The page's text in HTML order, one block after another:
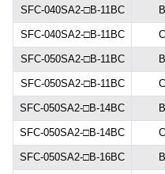
SFC-040SA2-□B-11BC B
SFC-040SA2-□B-11BC C
SFC-050SA2-□B-11BC B
SFC-050SA2-□B-11BC C
SFC-050SA2-□B-14BC B
SFC-050SA2-□B-14BC C
SFC-050SA2-□B-16BC B